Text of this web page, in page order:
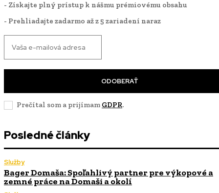
- Získajte plný prístup k nášmu prémiovému obsahu
- Prehliadajte zadarmo až z 5 zariadení naraz
ODOBERAŤ
Prečítal som a prijímam GDPR.
Posledné články
Služby
Bager Domaša: Spoľahlivý partner pre výkopové a
zemné práce na Domaši a okolí